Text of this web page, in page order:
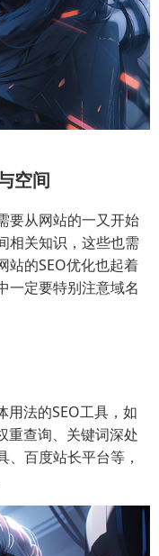
空间
要从网站的一又开始
相关知识，这些也需
站的SEO优化也起着
一定要特别注意域名
用法的SEO工具，如
重查询、关键词深处
百度站长平台等，